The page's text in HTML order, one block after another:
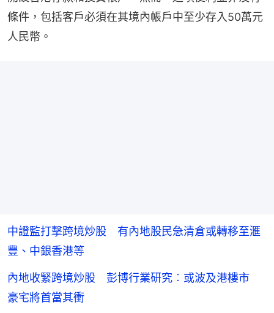
條件，包括客戶必須在其境內帳戶中至少存入50萬元
人民幣。
中證監打擊跨境炒股 有內地股民急清倉或轉移至滙
豐、中銀香港等
內地收緊跨境炒股 彭博行業研究︰或波及港樓市
豪宅將首當其衝